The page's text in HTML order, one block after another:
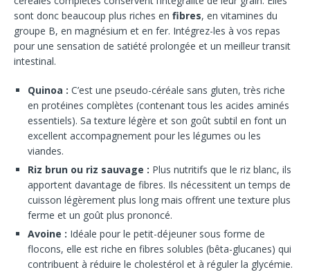
sont donc beaucoup plus riches en fibres, en vitamines du
groupe B, en magnésium et en fer. Intégrez-les à vos repas
pour une sensation de satiété prolongée et un meilleur transit
intestinal.
Quinoa : C’est une pseudo-céréale sans gluten, très riche
en protéines complètes (contenant tous les acides aminés
essentiels). Sa texture légère et son goût subtil en font un
excellent accompagnement pour les légumes ou les
viandes.
Riz brun ou riz sauvage : Plus nutritifs que le riz blanc, ils
apportent davantage de fibres. Ils nécessitent un temps de
cuisson légèrement plus long mais offrent une texture plus
ferme et un goût plus prononcé.
Avoine : Idéale pour le petit-déjeuner sous forme de
flocons, elle est riche en fibres solubles (bêta-glucanes) qui
contribuent à réduire le cholestérol et à réguler la glycémie.